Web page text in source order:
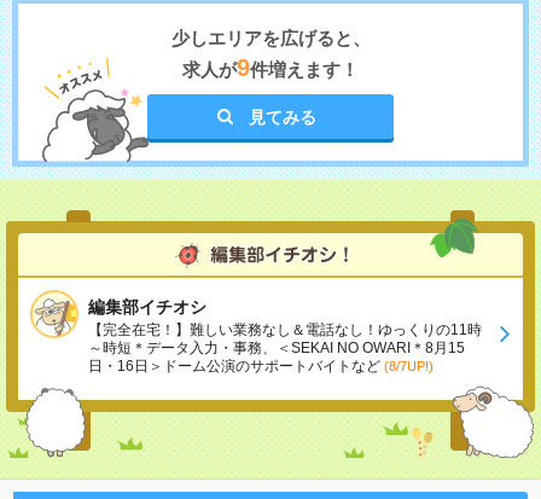
少しエリアを広げると、
求人が9件増えます！
見てみる
編集部イチオシ
【完全在宅！】難しい業務なし＆電話なし！ゆっくりの11時
～時短＊データ入力・事務、＜SEKAI NO OWARI＊8月15
日・16日＞ドーム公演のサポートバイトなど (8/7UP!)